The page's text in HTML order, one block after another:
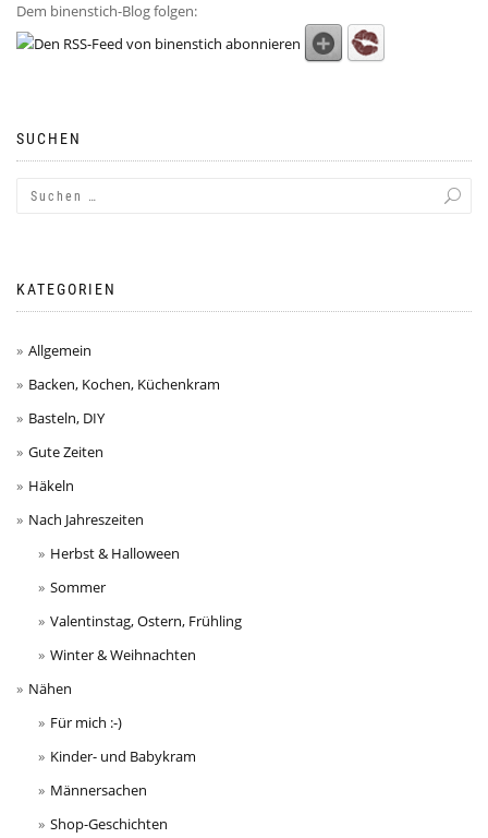
Dem binenstich-Blog folgen:
SUCHEN
KATEGORIEN
Allgemein
Backen, Kochen, Küchenkram
Basteln, DIY
Gute Zeiten
Häkeln
Nach Jahreszeiten
Herbst & Halloween
Sommer
Valentinstag, Ostern, Frühling
Winter & Weihnachten
Nähen
Für mich :-)
Kinder- und Babykram
Männersachen
Shop-Geschichten